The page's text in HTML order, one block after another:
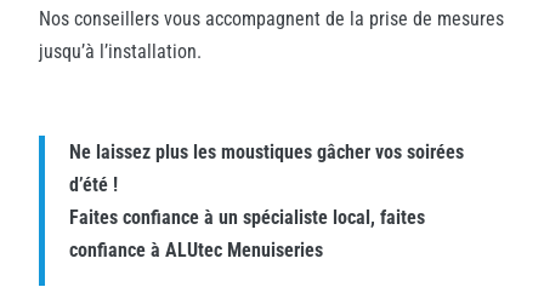
Nos conseillers vous accompagnent de la prise de mesures
jusqu’à l’installation.
Ne laissez plus les moustiques gâcher vos soirées
d’été !
Faites confiance à un spécialiste local, faites
confiance à ALUtec Menuiseries